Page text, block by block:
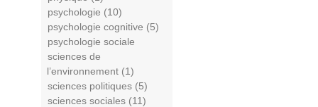
psychologie (10)
psychologie cognitive (5)
psychologie sociale
sciences de
l’environnement (1)
sciences politiques (5)
sciences sociales (11)